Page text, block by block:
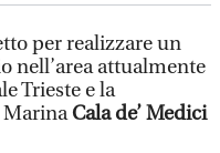
per realizzare un
nell’area attualmente
Trieste e la
MarinaCala de’ Medici